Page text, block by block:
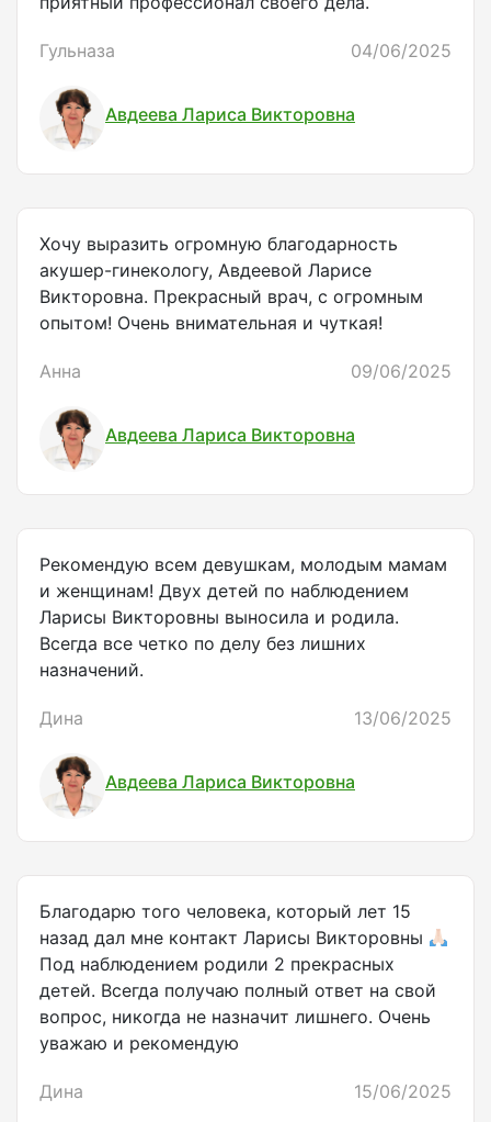
Гульназа 04/06/2025
Авдеева Лариса Викторовна
Хочу выразить огромную благодарность
акушер-гинекологу, Авдеевой Ларисе
Викторовна. Прекрасный врач, с огромным
опытом! Очень внимательная и чуткая!
Анна 09/06/2025
Авдеева Лариса Викторовна
Рекомендую всем девушкам, молодым мамам
и женщинам! Двух детей по наблюдением
Ларисы Викторовны выносила и родила.
Всегда все четко по делу без лишних
назначений.
Дина 13/06/2025
Авдеева Лариса Викторовна
Благодарю того человека, который лет 15
назад дал мне контакт Ларисы Викторовны
Под наблюдением родили 2 прекрасных
детей. Всегда получаю полный ответ на свой
вопрос, никогда не назначит лишнего. Очень
уважаю и рекомендую
Дина 15/06/2025